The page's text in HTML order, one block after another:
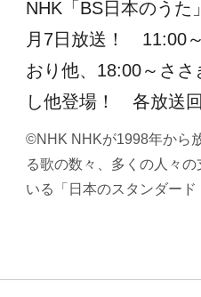
NHK「BS日本のうた
月7日放送！ 11:00
おり他、18:00～ささ
し他登場！ 各放送
©NHK NHKが1998年から
る歌の数々、多くの人々
いる「日本のスタンダー